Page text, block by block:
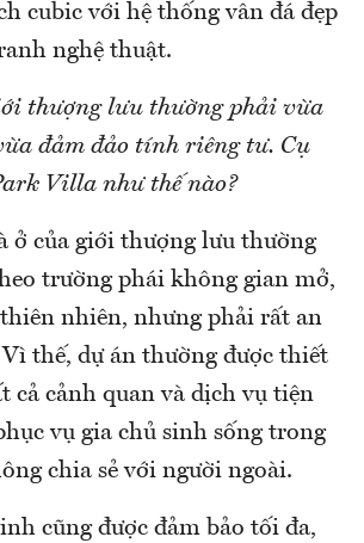
cubic với hệ thống vân đá đẹp
nghệ thuật.
thượng lưu thường phải vừa
đảm đảo tính riêng tư. Cụ
Villa như thế nào?
ở của giới thượng lưu thường
trường phái không gian mở,
nhiên, nhưng phải rất an
thế, dự án thường được thiết
cả cảnh quan và dịch vụ tiện
vụ gia chủ sinh sống trong
chia sẻ với người ngoài.
cũng được đảm bảo tối đa,